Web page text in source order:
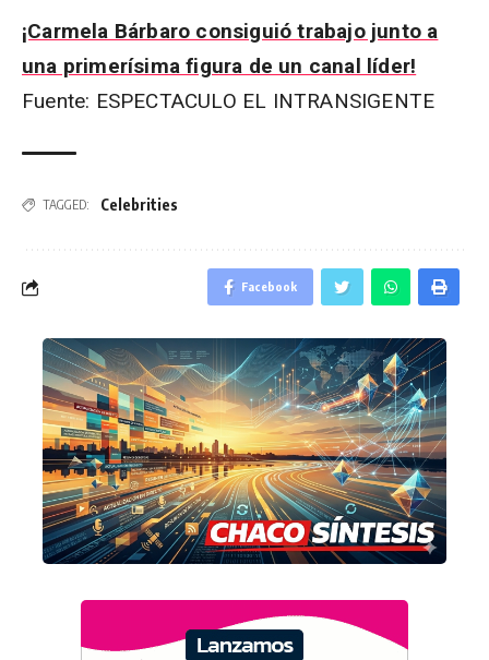
¡Carmela Bárbaro consiguió trabajo junto a
una primerísima figura de un canal líder!
Fuente: ESPECTACULO EL INTRANSIGENTE
TAGGED: Celebrities
Facebook